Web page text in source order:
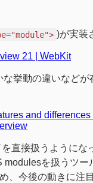
)が実装
21 | WebKit
挙動の違いなどが
and
直接扱うようにな
を扱うツー
、今後の動きに注